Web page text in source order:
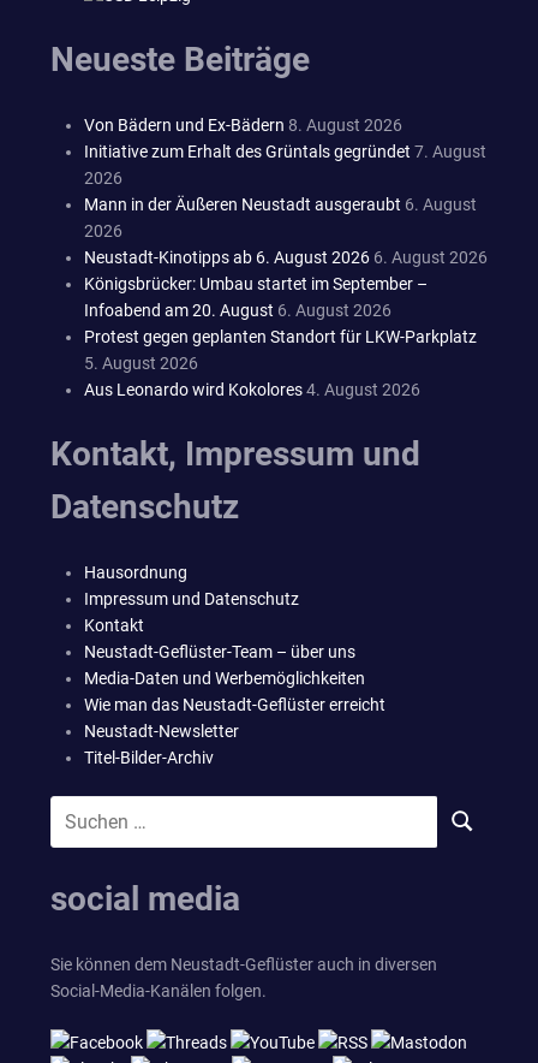
Neueste Beiträge
Von Bädern und Ex-Bädern 8. August 2026
Initiative zum Erhalt des Grüntals gegründet 7. August
2026
Mann in der Äußeren Neustadt ausgeraubt 6. August
2026
Neustadt-Kinotipps ab 6. August 2026 6. August 2026
Königsbrücker: Umbau startet im September –
Infoabend am 20. August 6. August 2026
Protest gegen geplanten Standort für LKW-Parkplatz
5. August 2026
Aus Leonardo wird Kokolores4. August 2026
Kontakt, Impressum und
Datenschutz
Hausordnung
Impressum und Datenschutz
Kontakt
Neustadt-Geflüster-Team – über uns
Media-Daten und Werbemöglichkeiten
Wie man das Neustadt-Geflüster erreicht
Neustadt-Newsletter
Titel-Bilder-Archiv
SUCHEN
social media
Sie können dem Neustadt-Geflüster auch in diversen
Social-Media-Kanälen folgen.